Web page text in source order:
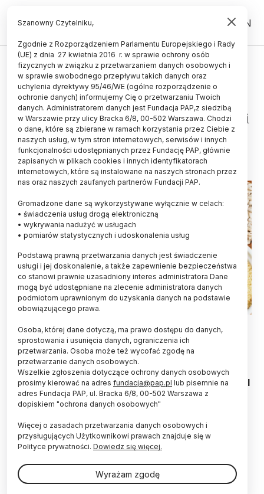
PL EN
ŚWIAT
Przyjmowanie witaminy E w czasie
ciąży może zmniejszyć ryzyko
alergii na orzeszki ziemne u dzieci
21.02.2025
aktualizacja: 21.02.2025
2 minuty czytania
Uzupełnianie diety ciężarnych myszy o α-
tokoferol, formę witaminy E, zmniejszyło ryzyko
wystąpienia alergii pokarmowej u ich potomstwa.
O wynikach nowych badań informuje „The Journal
of Immunology”.
W latach 2007–2021 ryzyko wystąpienia alergii
pokarmowej u dzieci wzrosło w USA o 50 proc.,
przy czym częstość występowania alergii na
orzeszki ziemne potroiła się w tym czasie.
Szanowny Czytelniku,
Zgodnie z Rozporządzeniem Parlamentu Europejskiego i Rady
(UE) z dnia 27 kwietnia 2016 r. w sprawie ochrony osób
fizycznych w związku z przetwarzaniem danych osobowych i
w sprawie swobodnego przepływu takich danych oraz
uchylenia dyrektywy 95/46/WE (ogólne rozporządzenie o
ochronie danych) informujemy Cię o przetwarzaniu Twoich
danych. Administratorem danych jest Fundacja PAP,z siedzibą
w Warszawie przy ulicy Bracka 6/8, 00-502 Warszawa. Chodzi
o dane, które są zbierane w ramach korzystania przez Ciebie z
naszych usług, w tym stron internetowych, serwisów i innych
funkcjonalności udostępnianych przez Fundację PAP, głównie
zapisanych w plikach cookies i innych identyfikatorach
internetowych, które są instalowane na naszych stronach przez
nas oraz naszych zaufanych partnerów Fundacji PAP.
Gromadzone dane są wykorzystywane wyłącznie w celach:
• świadczenia usług drogą elektroniczną
• wykrywania nadużyć w usługach
• pomiarów statystycznych i udoskonalenia usług
Podstawą prawną przetwarzania danych jest świadczenie
usługi i jej doskonalenie, a także zapewnienie bezpieczeństwa
co stanowi prawnie uzasadniony interes administratora Dane
mogą być udostępniane na zlecenie administratora danych
podmiotom uprawnionym do uzyskania danych na podstawie
obowiązującego prawa.
Osoba, której dane dotyczą, ma prawo dostępu do danych,
sprostowania i usunięcia danych, ograniczenia ich
przetwarzania. Osoba może też wycofać zgodę na
przetwarzanie danych osobowych.
Wszelkie zgłoszenia dotyczące ochrony danych osobowych
prosimy kierować na adres fundacja@pap.pl lub pisemnie na
adres Fundacja PAP, ul. Bracka 6/8, 00-502 Warszawa z
dopiskiem "ochrona danych osobowych"
Więcej o zasadach przetwarzania danych osobowych i
przysługujących Użytkownikowi prawach znajduje się w
Polityce prywatności. Dowiedz się więcej.
Wyrażam zgodę